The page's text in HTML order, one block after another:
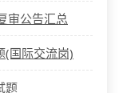
审公告汇总
(国际交流岗)
题